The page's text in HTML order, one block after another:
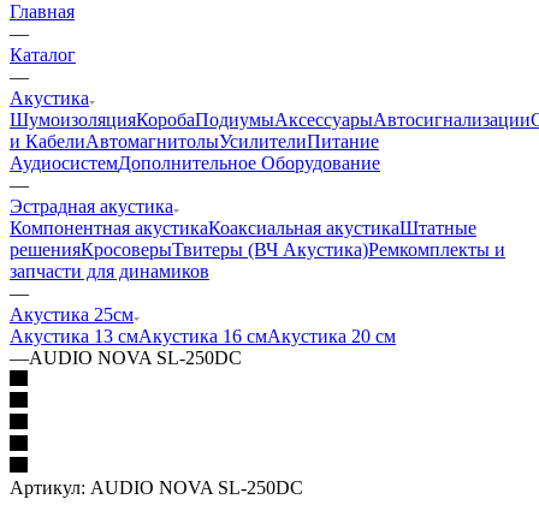
Главная
—
Каталог
—
Акустика
ШумоизоляцияКоробаПодиумыАксессуарыАвтосигнализации
и КабелиАвтомагнитолыУсилителиПитание
АудиосистемДополнительное Оборудование
—
Эстрадная акустика
Компонентная акустикаКоаксиальная акустикаШтатные
решенияКросоверыТвитеры (ВЧ Акустика)Ремкомплекты и
запчасти для динамиков
—
Акустика 25см
Акустика 13 смАкустика 16 смАкустика 20 см
—AUDIO NOVA SL-250DC
Артикул: AUDIO NOVA SL-250DC